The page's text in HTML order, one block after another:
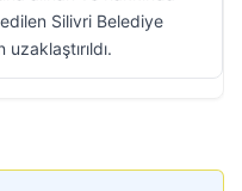
Silivri Belediye